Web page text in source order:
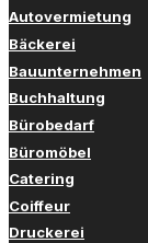
Autovermietung
Bäckerei
Bauunternehmen
Buchhaltung
Bürobedarf
Büromöbel
Catering
Coiffeur
Druckerei